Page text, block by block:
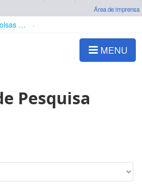
Área de imprensa
Bolsas e Auxílios Vigentes
MENU
Pesquisa